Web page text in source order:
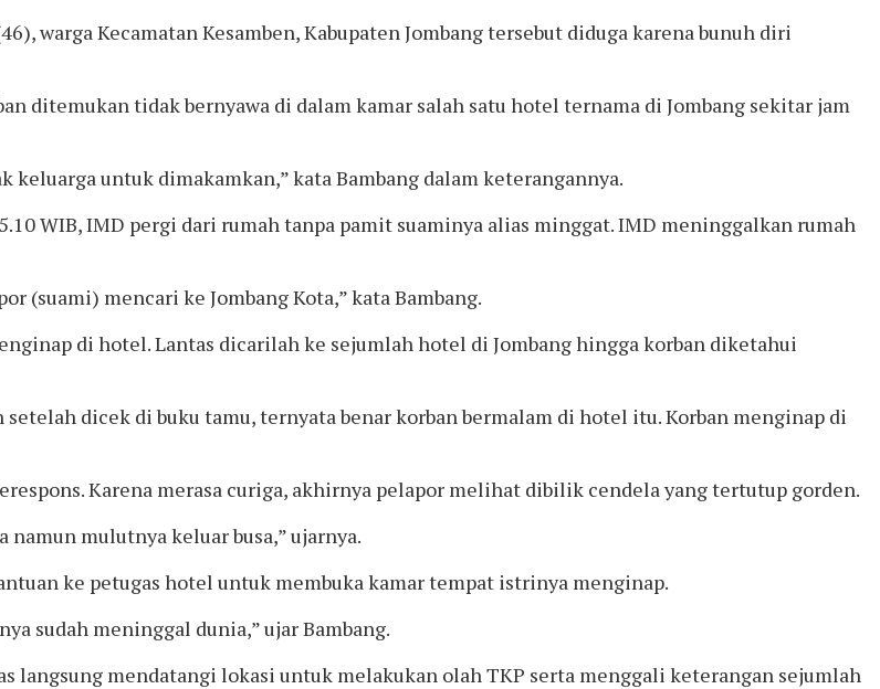
warga Kecamatan Kesamben, Kabupaten Jombang tersebut diduga karena bunuh diri
ditemukan tidak bernyawa di dalam kamar salah satu hotel ternama di Jombang sekitar jam
keluarga untuk dimakamkan,” kata Bambang dalam keterangannya.
WIB, IMD pergi dari rumah tanpa pamit suaminya alias minggat. IMD meninggalkan rumah
(suami) mencari ke Jombang Kota,” kata Bambang.
di hotel. Lantas dicarilah ke sejumlah hotel di Jombang hingga korban diketahui
dicek di buku tamu, ternyata benar korban bermalam di hotel itu. Korban menginap di
Karena merasa curiga, akhirnya pelapor melihat dibilik cendela yang tertutup gorden.
mulutnya keluar busa,” ujarnya.
ke petugas hotel untuk membuka kamar tempat istrinya menginap.
sudah meninggal dunia,” ujar Bambang.
langsung mendatangi lokasi untuk melakukan olah TKP serta menggali keterangan sejumlah